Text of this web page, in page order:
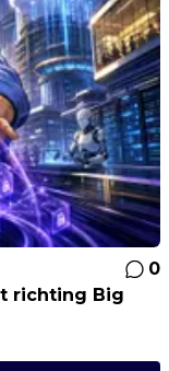
0
richting Big